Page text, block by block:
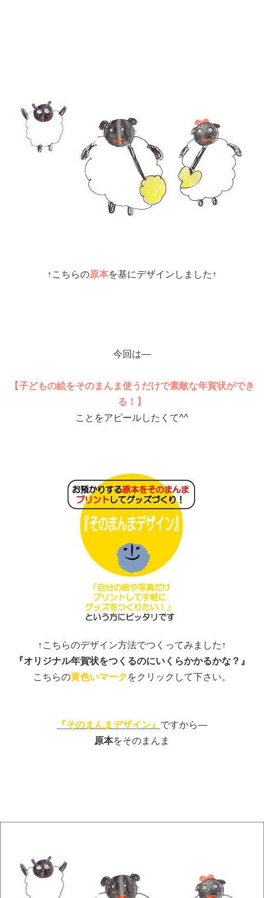
↑こちらの原本を基にデザインしました↑
今回は―
【子どもの絵をそのまんま使うだけで素敵な年賀状ができ
る！】
ことをアピールしたくて^^
↑こちらのデザイン方法でつくってみました↑
『オリジナル年賀状をつくるのにいくらかかるかな？』
こちらの黄色いマーク をクリックして下さい。
『そのまんまデザイン』 ですから―
原本をそのまんま